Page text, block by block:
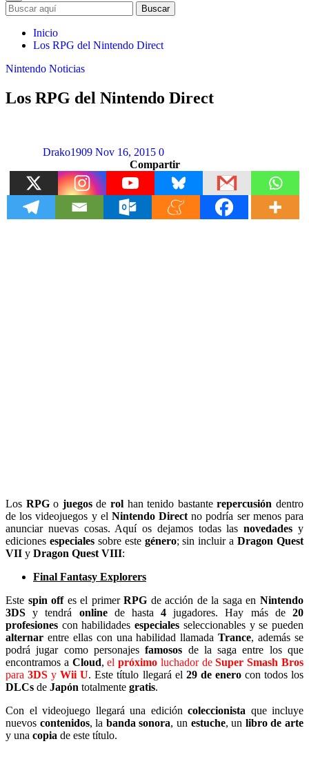
Buscar
Inicio
Los RPG del Nintendo Direct
Nintendo Noticias
Los RPG del Nintendo Direct
Drako1909 Nov 16, 2015 0
Compartir
Los RPGo juegosderol han tenido bastanterepercusión dentro
de los videojuegos y el Nintendo Direct no podría ser menos para
anunciar nuevas cosas. Aquí os dejamos todas lasnovedades y
ediciones especialessobre estegénero; sin incluir aDragon Quest
VII y Dragon Quest VIII:
Final Fantasy Explorers
Este spin offes el primerRPG de acción de la saga enNintendo
3DS y tendrá onlinede hasta4 jugadores. Hay más de20
profesiones con habilidades especiales seleccionables y se pueden
alternar entre ellas con una habilidad llamadaTrance, además se
podrá jugar como personajesfamosos de la saga entre los que
encontramos a Cloud,elpróximo luchador deSuper Smash Bros
para 3DS yWii U. Este título llegará el 29 de enerocon todos los
DLCs de Japón totalmente gratis.
Con el videojuego llegará una edición coleccionista que incluye
nuevos contenidos, la banda sonora, un estuche, un libro de arte
y una copia de este título.